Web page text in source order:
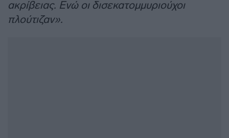
ακρίβειας. Ενώ οι δισεκατομμυριούχοι
πλούτιζαν».